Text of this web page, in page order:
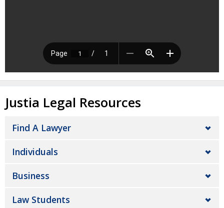
Justia Legal Resources
Find A Lawyer
Individuals
Business
Law Students